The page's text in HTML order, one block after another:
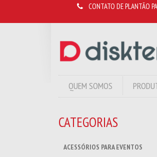
CONTATO DE PLANTÃO
QUEM SOMOS
CATEGORIAS
ACESSÓRIOS PARA EVENTOS